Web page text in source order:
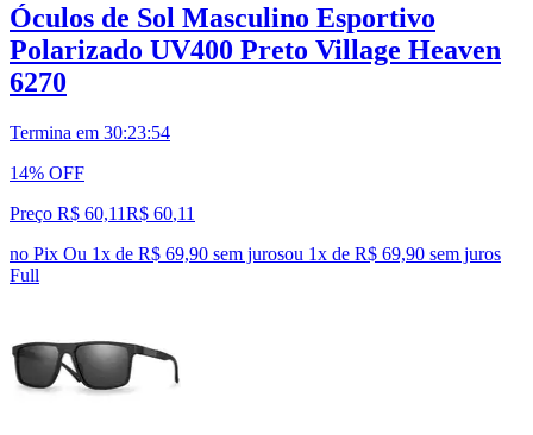
Óculos de Sol Masculino Esportivo
Polarizado UV400 Preto Village Heaven
6270
Termina em 30:23:53
14% OFF
Preço R$ 60,11R$ 60,11
no Pix Ou 1x de R$ 69,90 sem jurosou 1x de R$ 69,90 sem juros
Full